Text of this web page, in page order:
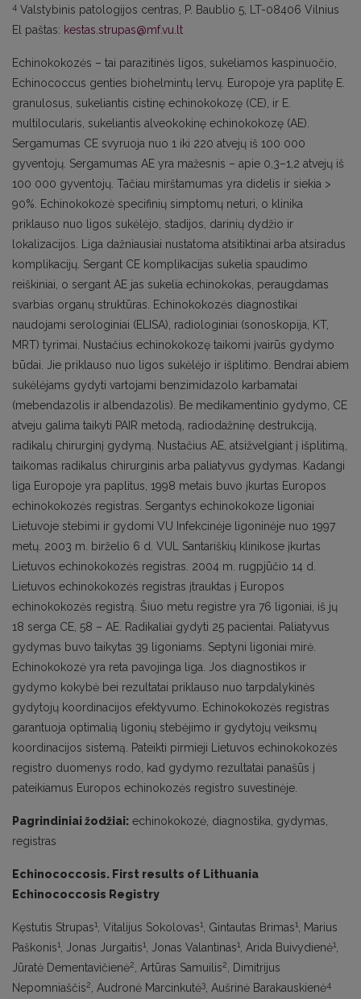
4 Valstybinis patologijos centras, P. Baublio 5, LT-08406 Vilnius
El paštas: kestas.strupas@mf.vu.lt
Echinokokozės – tai parazitinės ligos, sukeliamos kaspinuočio,
Echinococcus genties biohelmintų lervų. Europoje yra paplitę E.
granulosus, sukeliantis cistinę echinokokozę (CE), ir E.
multilocularis, sukeliantis alveokokinę echinokokozę (AE).
Sergamumas CE svyruoja nuo 1 iki 220 atvejų iš 100 000
gyventojų. Sergamumas AE yra mažesnis – apie 0,3–1,2 atvejų iš
100 000 gyventojų. Tačiau mirštamumas yra didelis ir siekia >
90%. Echinokokozė specifinių simptomų neturi, o klinika
priklauso nuo ligos sukėlėjo, stadijos, darinių dydžio ir
lokalizacijos. Liga dažniausiai nustatoma atsitiktinai arba atsiradus
komplikacijų. Sergant CE komplikacijas sukelia spaudimo
reiškiniai, o sergant AE jas sukelia echinokokas, peraugdamas
svarbias organų struktūras. Echinokokozės diagnostikai
naudojami serologiniai (ELISA), radiologiniai (sonoskopija, KT,
MRT) tyrimai. Nustačius echinokokozę taikomi įvairūs gydymo
būdai. Jie priklauso nuo ligos sukėlėjo ir išplitimo. Bendrai abiem
sukėlėjams gydyti vartojami benzimidazolo karbamatai
(mebendazolis ir albendazolis). Be medikamentinio gydymo, CE
atveju galima taikyti PAIR metodą, radiodažninę destrukciją,
radikalų chirurginį gydymą. Nustačius AE, atsižvelgiant į išplitimą,
taikomas radikalus chirurginis arba paliatyvus gydymas. Kadangi
liga Europoje yra paplitus, 1998 metais buvo įkurtas Europos
echinokokozės registras. Sergantys echinokokoze ligoniai
Lietuvoje stebimi ir gydomi VU Infekcinėje ligoninėje nuo 1997
metų. 2003 m. birželio 6 d. VUL Santariškių klinikose įkurtas
Lietuvos echinokokozės registras. 2004 m. rugpjūčio 14 d.
Lietuvos echinokokozės registras įtrauktas į Europos
echinokokozės registrą. Šiuo metu registre yra 76 ligoniai, iš jų
18 serga CE, 58 – AE. Radikaliai gydyti 25 pacientai. Paliatyvus
gydymas buvo taikytas 39 ligoniams. Septyni ligoniai mirė.
Echinokokozė yra reta pavojinga liga. Jos diagnostikos ir
gydymo kokybė bei rezultatai priklauso nuo tarpdalykinės
gydytojų koordinacijos efektyvumo. Echinokokozės registras
garantuoja optimalią ligonių stebėjimo ir gydytojų veiksmų
koordinacijos sistemą. Pateikti pirmieji Lietuvos echinokokozės
registro duomenys rodo, kad gydymo rezultatai panašūs į
pateikiamus Europos echinokozės registro suvestinėje.
Pagrindiniai žodžiai: echinokokozė, diagnostika, gydymas,
registras
Echinococcosis. First results of Lithuania
Echinococcosis Registry
Kęstutis Strupas1 , Vitalijus Sokolovas1 , Gintautas Brimas1
, Marius
Paškonis1 , Jonas Jurgaitis1 , Jonas Valantinas1 , Arida Buivydienė1
Jūratė Dementavičienė2 , Artūras Samuilis2
, Dimitrijus
Nepomniaščis2 , Audronė Marcinkutė3 , Aušrinė Barakauskienė4